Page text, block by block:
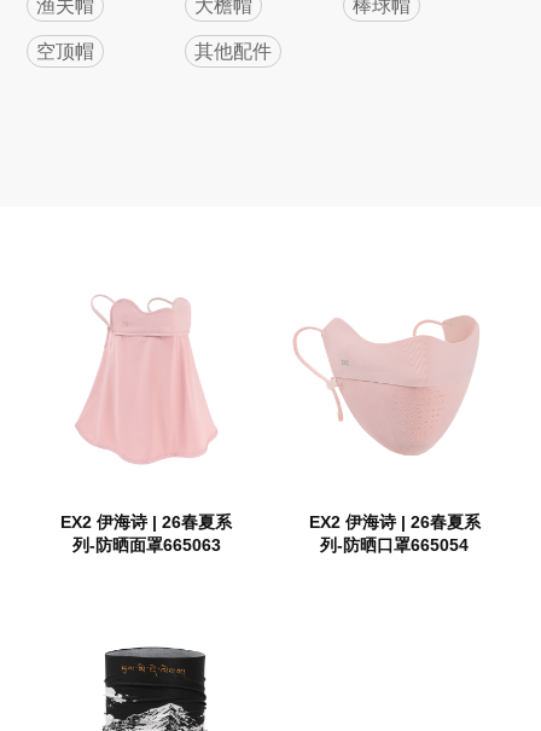
渔夫帽 大檐帽 棒球帽
空顶帽 其他配件
EX2 伊海诗 | 26春夏系
列-防晒面罩665063
EX2 伊海诗 | 26春夏系
列-防晒口罩665054